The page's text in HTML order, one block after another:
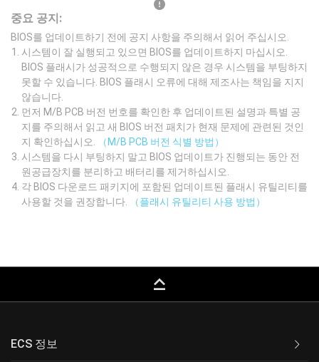
중요 공지:
BIOS를 업데이트하기 전에 공지 사항을 주의해서 읽어 주십시오.
시스템이 잘 실행되고 있으면 BIOS를 업데이트하지 마십시오.
BIOS 플래시가 성공적으로 수행되지 않은 경우 시스템을 부팅하지
못할 수 있습니다. BIOS 플래시 오류에 대해 제조사는 책임을 지지
않습니다.
먼저 M/B PCB 버전 번호를 확인한 후 업데이트된 설명과 특별 공
지를 주의해서 읽고 새 BIOS 버전 패치가 현재 문제에 관련된 것인
지 확인하십시오.
（M/B PCB 버전 식별 방법）
시스템을 다시 부팅하지 말고 BIOS 업데이트가 진행되는 동안 전
원공급장치를 분리하고 배터리를 제거하십시오.
각 BIOS 다운로드 패키지에 포함된 업데이트된 플래시 유틸리티를
사용할 것을 권장합니다.
（플래시 유틸리티 사용 방법）
keyboard_capslock
ECS 정보